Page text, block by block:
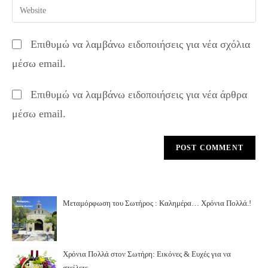
comment
address
comment
Enter
your
URL
(optional)
Επιθυμώ να λαμβάνω ειδοποιήσεις για νέα σχόλια
μέσω email.
Επιθυμώ να λαμβάνω ειδοποιήσεις για νέα άρθρα
μέσω email.
Μεταμόρφωση του Σωτήρος : Καλημέρα… Χρόνια Πολλά.!
Χρόνια Πολλά στον Σωτήρη: Εικόνες & Ευχές για να